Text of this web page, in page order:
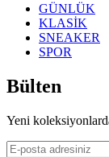
GÜNLÜK
KLASİK
SNEAKER
SPOR
Bülten
Yeni